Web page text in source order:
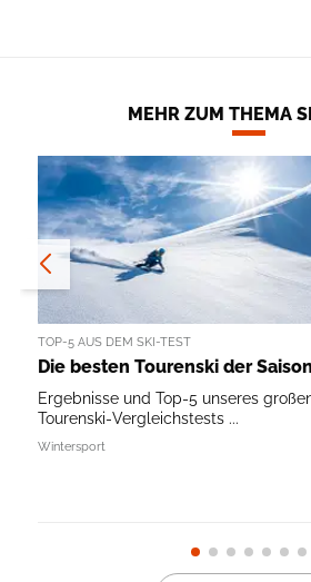
MEHR ZUM THEMA
TOP-5 AUS DEM SKI-TEST
Die besten Tourenski der Saison
Ergebnisse und Top-5 unseres
Tourenski-Vergleichstests ...
Wintersport